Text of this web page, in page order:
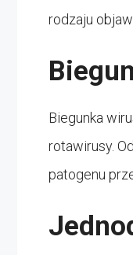
rodzaju
Biegunka
rotawirusy.
patogenu